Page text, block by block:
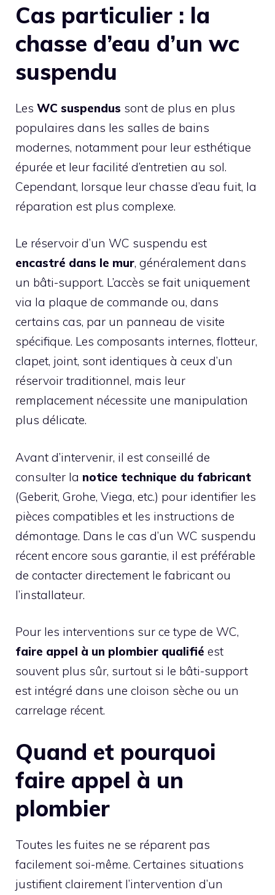
Cas particulier : la
chasse d’eau d’un wc
suspendu
Les WC suspendus sont de plus en plus
populaires dans les salles de bains
modernes, notamment pour leur esthétique
épurée et leur facilité d’entretien au sol.
Cependant, lorsque leur chasse d’eau fuit, la
réparation est plus complexe.
Le réservoir d’un WC suspendu est
encastré dans le mur, généralement dans
un bâti-support. L’accès se fait uniquement
via la plaque de commande ou, dans
certains cas, par un panneau de visite
spécifique. Les composants internes, flotteur,
clapet, joint, sont identiques à ceux d’un
réservoir traditionnel, mais leur
remplacement nécessite une manipulation
plus délicate.
Avant d’intervenir, il est conseillé de
consulter la notice technique du fabricant
(Geberit, Grohe, Viega, etc.) pour identifier les
pièces compatibles et les instructions de
démontage. Dans le cas d’un WC suspendu
récent encore sous garantie, il est préférable
de contacter directement le fabricant ou
l’installateur.
Pour les interventions sur ce type de WC,
faire appel à un plombier qualifié est
souvent plus sûr, surtout si le bâti-support
est intégré dans une cloison sèche ou un
carrelage récent.
Quand et pourquoi
faire appel à un
plombier
Toutes les fuites ne se réparent pas
facilement soi-même. Certaines situations
justifient clairement l’intervention d’un